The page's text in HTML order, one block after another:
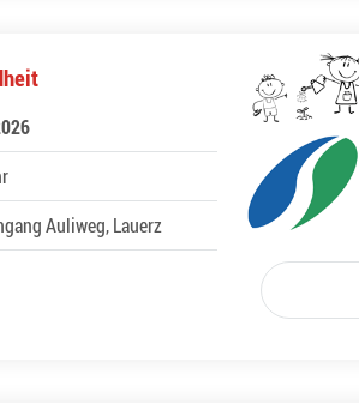
Auliweg, Lauerz